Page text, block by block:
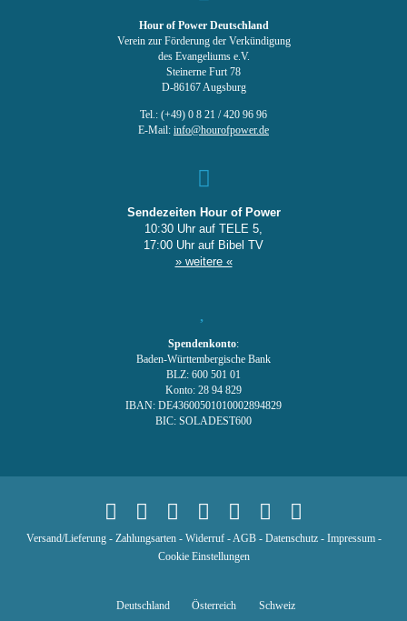
Hour of Power Deutschland
Verein zur Förderung der Verkündigung
des Evangeliums e.V.
Steinerne Furt 78
D-86167 Augsburg
Tel.: (+49) 0 8 21 / 420 96 96
E-Mail: info@hourofpower.de
Sendezeiten Hour of Power
10:30 Uhr auf TELE 5,
17:00 Uhr auf Bibel TV
» weitere «
Spendenkonto:
Baden-Württembergische Bank
BLZ: 600 501 01
Konto: 28 94 829
IBAN: DE43600501010002894829
BIC: SOLADEST600
Versand/Lieferung- Zahlungsarten- Widerruf-AGB- Datenschutz- Impressum-
Cookie Einstellungen
Deutschland Österreich Schweiz